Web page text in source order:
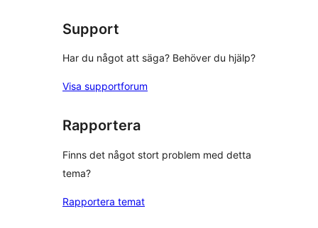
Support
Har du något att säga? Behöver du hjälp?
Visa supportforum
Rapportera
Finns det något stort problem med detta
tema?
Rapportera temat